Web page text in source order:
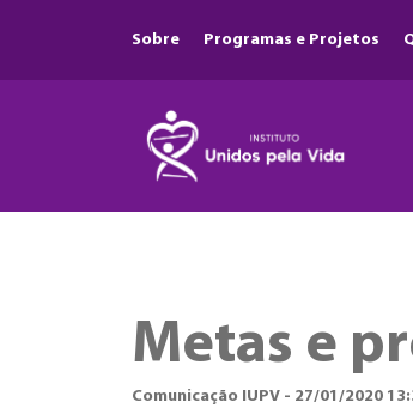
Sobre Programas e Projetos
Metas e
Comunicação IUPV - 27/01/2020